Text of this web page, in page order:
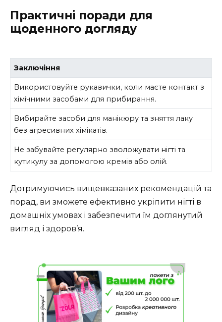
Практичні поради для
щоденного догляду
Заключіння
Використовуйте рукавички, коли маєте контакт з
хімічними засобами для прибирання.
Вибирайте засоби для манікюру та зняття лаку
без агресивних хімікатів.
Не забувайте регулярно зволожувати нігті та
кутикулу за допомогою кремів або олій.
Дотримуючись вищевказаних рекомендацій та
порад, ви зможете ефективно укріпити нігті в
домашніх умовах і забезпечити їм доглянутий
вигляд і здоров’я.